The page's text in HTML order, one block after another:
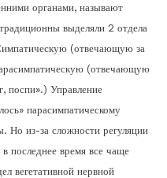
органами, называют
выделяли 2 отдела
(отвечающую за
(отвечающую
поспи».) Управление
парасимпатическому
Но из-за сложности регуляции
в последнее время все чаще
вегетативной нервной